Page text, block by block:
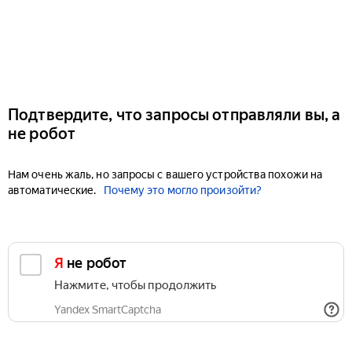
Подтвердите, что запросы отправляли вы, а
не робот
Нам очень жаль, но запросы с вашего устройства похожи на
автоматические.
Почему это могло произойти?
Я не робот
Нажмите, чтобы продолжить
Yandex SmartCaptcha